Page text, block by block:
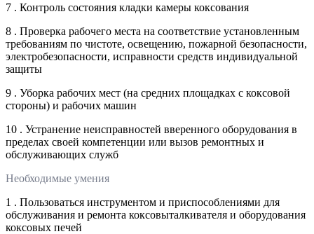
7 . Контроль состояния кладки камеры коксования
8 . Проверка рабочего места на соответствие установленным
требованиям по чистоте, освещению, пожарной безопасности,
электробезопасности, исправности средств индивидуальной
защиты
9 . Уборка рабочих мест (на средних площадках с коксовой
стороны) и рабочих машин
10 . Устранение неисправностей вверенного оборудования в
пределах своей компетенции или вызов ремонтных и
обслуживающих служб
Необходимые умения
1 . Пользоваться инструментом и приспособлениями для
обслуживания и ремонта коксовыталкивателя и оборудования
коксовых печей